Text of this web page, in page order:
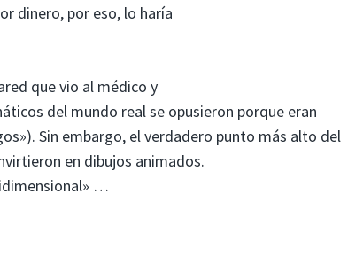
dinero, por eso, lo haría
que vio al médico y
del mundo real se opusieron porque eran
Sin embargo, el verdadero punto más alto del
en dibujos animados.
…